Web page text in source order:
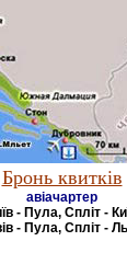
Бронь квитків
авіачартер
- Пула, Спліт -
- Пула, Спліт -